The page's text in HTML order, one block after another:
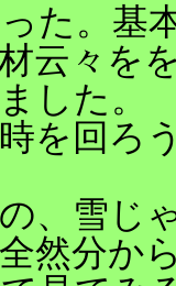
た。基
云々を
した。
を回ろ
の、雪じ
然分か